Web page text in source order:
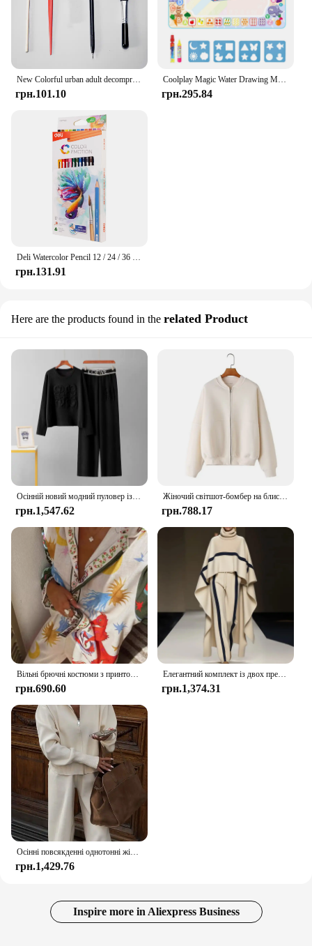
New Colorful urban adult decompression scratch painting toy night DIY hand-painted creative birthday gift Home decoration M043
грн.101.10
Coolplay Magic Water Drawing Mat Coloring Doodle Mat with Magic Pens Іграшки Монтессорі Дошка для малювання Розвиваючі іграшки для дітей
грн.295.84
Deli Watercolor Pencil 12 / 24 / 36 Color Drawing Pen Art Set Children Kids Painting Sketching Water Color Pencil Kit
грн.131.91
Here are the products found in the related Product
Осінній новий модний пуловер із тисненим візерунком, широкі брюки з круглим вирізом, комплект із двох частин, жіночий універсальний однотонний комплект штанів
грн.1,547.62
Жіночий світшот-бомбер на блискавці в стилі ретро з 2 предметів TRAFZA + жіночий вільний оксамитовий брючний костюм із завищеною талією на шнурівці
грн.788.17
Вільні брючні костюми з принтом у тропічному стилі. Жіночі шикарні сорочки з довгими рукавами з лацканами. Барвисті комплекти штанів. Жіноче повсякденне пляжне вбрання.
грн.690.60
Елегантний комплект із двох предметів із кольоровими блоками Модні зимові жіночі костюми нестандартної форми Вільна водолазка Плащ Топ + довгі штани
грн.1,374.31
Осінні повсякденні однотонні жіночі комплекти на блискавці Модні спортивні костюми з довгими рукавами 2024 Нові універсальні жіночі костюми для приміських поїздок
грн.1,429.76
Inspire more in Aliexpress Business